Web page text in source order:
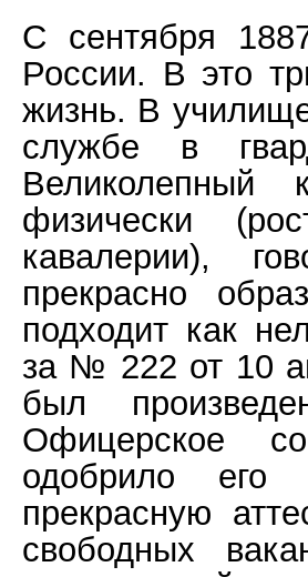
С сентября
России. В это
жизнь. В
службе в
Великолепный
физически
кавалерии),
прекрасно
подходит как
за № 222 от 10
был
Офицерское
одобрило его
прекрасную
свободных